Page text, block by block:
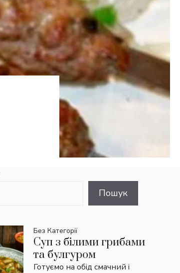
Пошук
Без Категорії
Суп з білими грибами
та булгуром
Готуємо на обід смачний і